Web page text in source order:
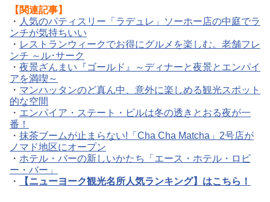
【関連記事】
・ 人気のパティスリー「ラデュレ」ソーホー店の中庭でラ
ンチが気持ちいい
・ レストランウィークでお得にグルメを楽しむ。老舗フレ
ンチ ～ル･サーク
・ 夜景ざんまい『ゴールド』～ディナーと夜景とエンパイ
アを満喫～
・ マンハッタンのど真ん中、意外に楽しめる観光スポット
的な空間
・ エンパイア・ステート・ビルは冬の透きとおる夜が一
番！
・ 抹茶ブームが止まらない!「Cha Cha Matcha」2号店が
ノマド地区にオープン
・ ホテル・バーの新しいかたち「エース・ホテル・ロビ
ー・バー」
・
【ニューヨーク観光名所人気ランキング】はこちら！